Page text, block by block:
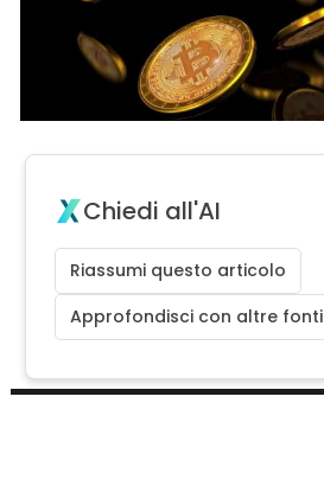
Chiedi all'AI
Riassumi questo articolo
Approfondisci con altre fonti